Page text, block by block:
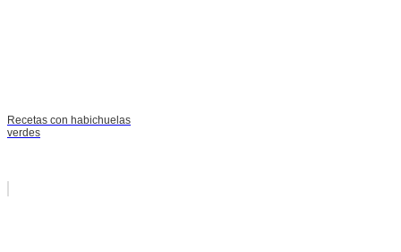
Recetas con habichuelas
verdes